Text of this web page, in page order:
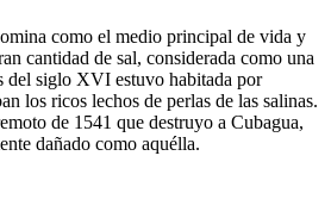
como el medio principal de vida y
cantidad de sal, considerada como una
del siglo XVI estuvo habitada por
los ricos lechos de perlas de las salinas.
de 1541 que destruyo a Cubagua,
dañado como aquélla.